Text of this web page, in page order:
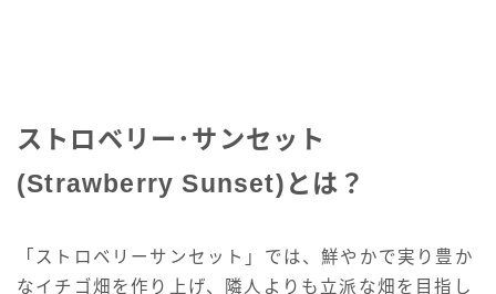
ストロベリー･サンセット
(Strawberry Sunset)とは？
「ストロベリーサンセット」では、鮮やかで実り豊か
なイチゴ畑を作り上げ、隣人よりも立派な畑を目指し